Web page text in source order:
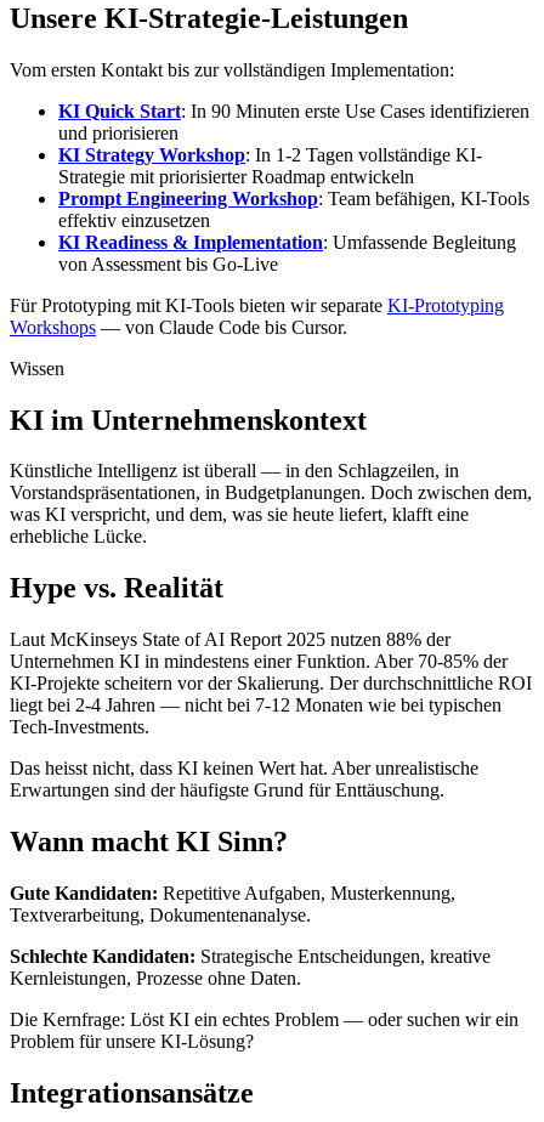
Unsere KI-Strategie-Leistungen
Vom ersten Kontakt bis zur vollständigen Implementation:
KI Quick Start: In 90 Minuten erste Use Cases identifizieren
und priorisieren
KI Strategy Workshop: In 1-2 Tagen vollständige KI-
Strategie mit priorisierter Roadmap entwickeln
Prompt Engineering Workshop: Team befähigen, KI-Tools
effektiv einzusetzen
KI Readiness & Implementation: Umfassende Begleitung
von Assessment bis Go-Live
Für Prototyping mit KI-Tools bieten wir separate KI-Prototyping
Workshops — von Claude Code bis Cursor.
Wissen
KI im Unternehmenskontext
Künstliche Intelligenz ist überall — in den Schlagzeilen, in
Vorstandspräsentationen, in Budgetplanungen. Doch zwischen dem,
was KI verspricht, und dem, was sie heute liefert, klafft eine
erhebliche Lücke.
Hype vs. Realität
Laut McKinseys State of AI Report 2025 nutzen 88% der
Unternehmen KI in mindestens einer Funktion. Aber 70-85% der
KI-Projekte scheitern vor der Skalierung. Der durchschnittliche ROI
liegt bei 2-4 Jahren — nicht bei 7-12 Monaten wie bei typischen
Tech-Investments.
Das heisst nicht, dass KI keinen Wert hat. Aber unrealistische
Erwartungen sind der häufigste Grund für Enttäuschung.
Wann macht KI Sinn?
Gute Kandidaten: Repetitive Aufgaben, Musterkennung,
Textverarbeitung, Dokumentenanalyse.
Schlechte Kandidaten: Strategische Entscheidungen, kreative
Kernleistungen, Prozesse ohne Daten.
Die Kernfrage: Löst KI ein echtes Problem — oder suchen wir ein
Problem für unsere KI-Lösung?
Integrationsansätze